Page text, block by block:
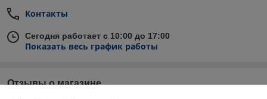
Контакты
Сегодня работает с 10:00 до 17:00
Показать весь график работы
Отзывы о магазине